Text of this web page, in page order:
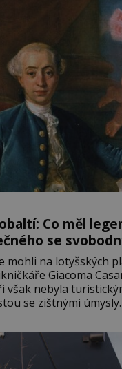
Co měl
se
mohli na lotyšských
Giacoma
však nebyla
se zištnými úmysly.
v Pobaltí
v této oblasti